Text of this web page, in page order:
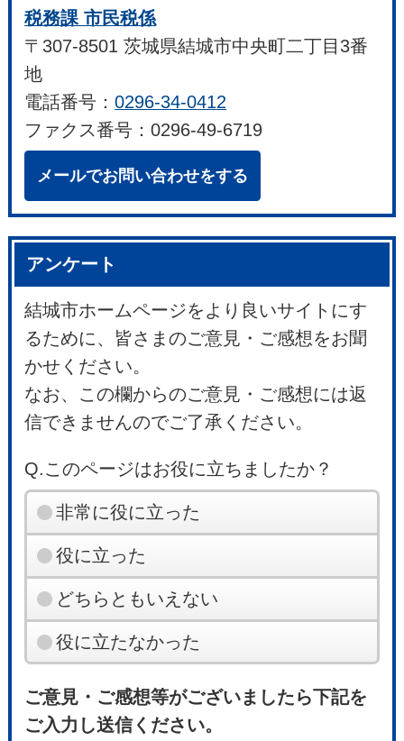
税務課 市民税係
〒307-8501 茨城県結城市中央町二丁目3番
地
電話番号：0296-34-0412
ファクス番号：0296-49-6719
メールでお問い合わせをする
アンケート
結城市ホームページをより良いサイトにす
るために、皆さまのご意見・ご感想をお聞
かせください。
なお、この欄からのご意見・ご感想には返
信できませんのでご了承ください。
Q.このページはお役に立ちましたか？
非常に役に立った
役に立った
どちらともいえない
役に立たなかった
ご意見・ご感想等がございましたら下記を
ご入力し送信ください。